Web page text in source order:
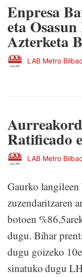
Enpresa
eta
Azterketa
LAB Metro
Ratificado
LAB Metro
Gaurko langileen
zuzendaritzaren
botoen
dugu. Bihar
dugu goizeko
sinatuko dugu